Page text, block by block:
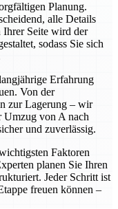
Planung.
alle Details
Seite wird der
sodass Sie sich
Erfahrung
Von der
zur Lagerung – wir
Umzug von A nach
und zuverlässig.
Faktoren
planen Sie Ihren
Jeder Schritt ist
freuen können –